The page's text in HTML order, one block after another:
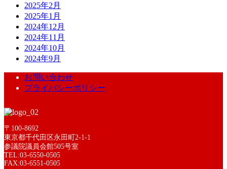
2025年2月
2025年1月
2024年12月
2024年11月
2024年10月
2024年9月
お問い合わせ
プライバシーポリシー
〒100-8692
東京都千代田区永田町2-1-1
参議院議員会館505号室
TEL:03-6550-0505
FAX:03-6551-0505